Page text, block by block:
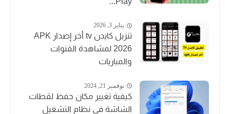
يناير 3, 2026
تنزيل كايدن tv أخر إصدار APK
2026 لمشاهدة القنوات
والمباريات
نوفمبر 21, 2024
كيفية تغيير مكان حفظ لقطات
الشاشة في نظام التشغيل